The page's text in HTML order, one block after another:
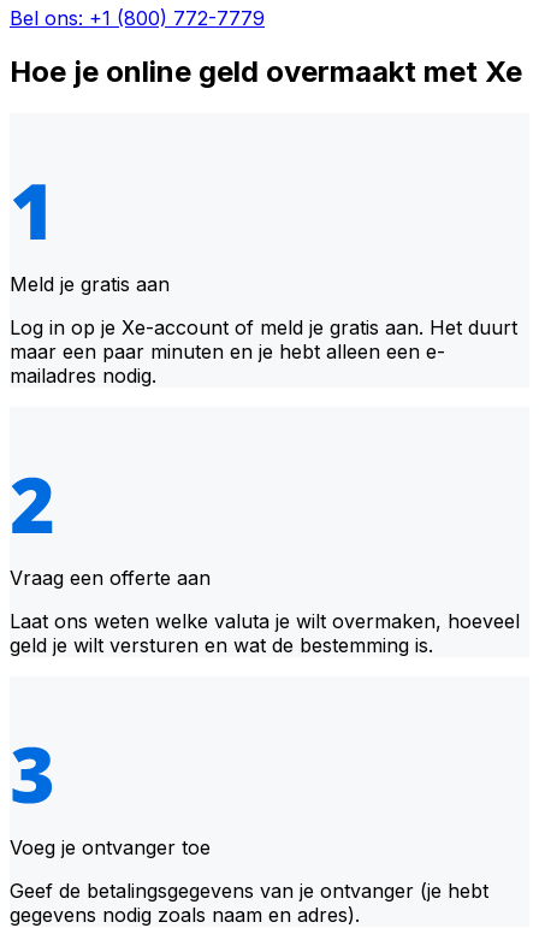
Bel ons: +1 (800) 772-7779
Hoe je online geld overmaakt met Xe
Meld je gratis aan
Log in op je Xe-account of meld je gratis aan. Het duurt
maar een paar minuten en je hebt alleen een e-
mailadres nodig.
Vraag een offerte aan
Laat ons weten welke valuta je wilt overmaken, hoeveel
geld je wilt versturen en wat de bestemming is.
Voeg je ontvanger toe
Geef de betalingsgegevens van je ontvanger (je hebt
gegevens nodig zoals naam en adres).